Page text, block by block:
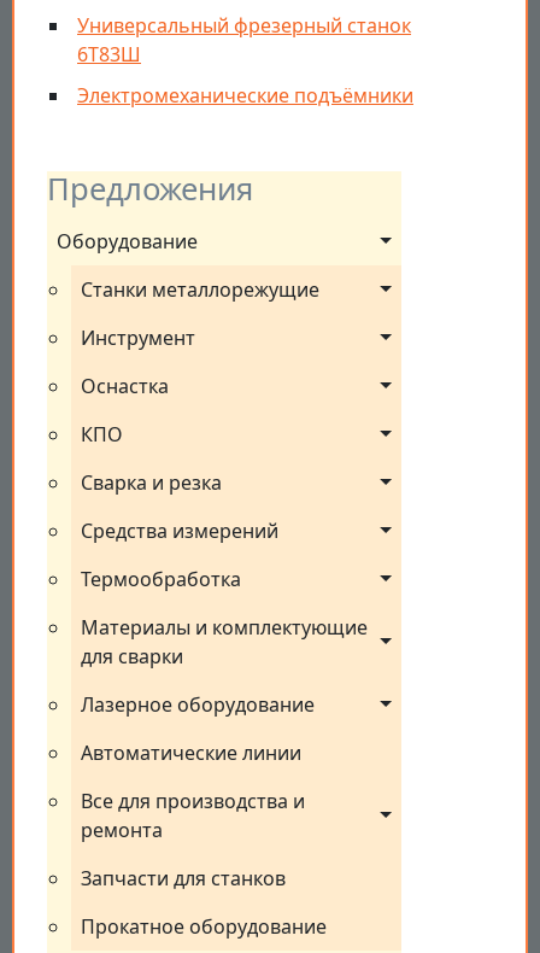
Предложения
Оборудование
Станки металлорежущие
Инструмент
Оснастка
КПО
Сварка и резка
Средства измерений
Термообработка
Материалы и комплектующие
для сварки
Лазерное оборудование
Автоматические линии
Все для производства и
ремонта
Запчасти для станков
Прокатное оборудование
Универсальный фрезерный станок
6Т83Ш
Электромеханические подъёмники